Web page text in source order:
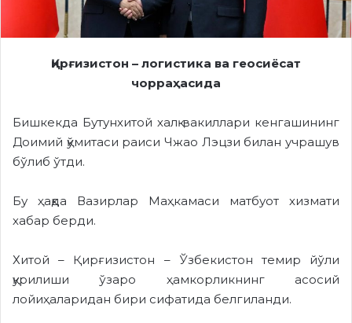
Қирғизистон – логистика ва геосиёсат
чорраҳасида
Бишкекда Бутунхитой халқ вакиллари кенгашининг
Доимий қўмитаси раиси Чжао Лэцзи билан учрашув
бўлиб ўтди.
Бу ҳақда Вазирлар Маҳкамаси матбуот хизмати
хабар берди.
Хитой – Қирғизистон – Ўзбекистон темир йўли
қурилиши ўзаро ҳамкорликнинг асосий
лойиҳаларидан бири сифатида белгиланди.